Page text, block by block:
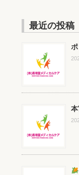
最近の投稿